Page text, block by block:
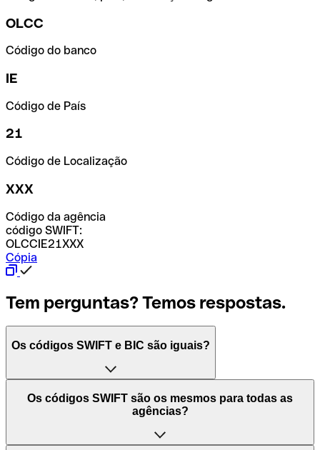
OLCC
Código do banco
IE
Código de País
21
Código de Localização
XXX
Código da agência
código SWIFT:
OLCCIE21XXX
Cópia
Tem perguntas? Temos respostas.
Os códigos SWIFT e BIC são iguais?
O acrónimo SWIFT significa "Society for Worldwide
Interbank Financial Telecommunication (Sociedade para
Mundiais)". Trata-se de uma rede mundial onde se
Os códigos SWIFT são os mesmos para todas as
agências?